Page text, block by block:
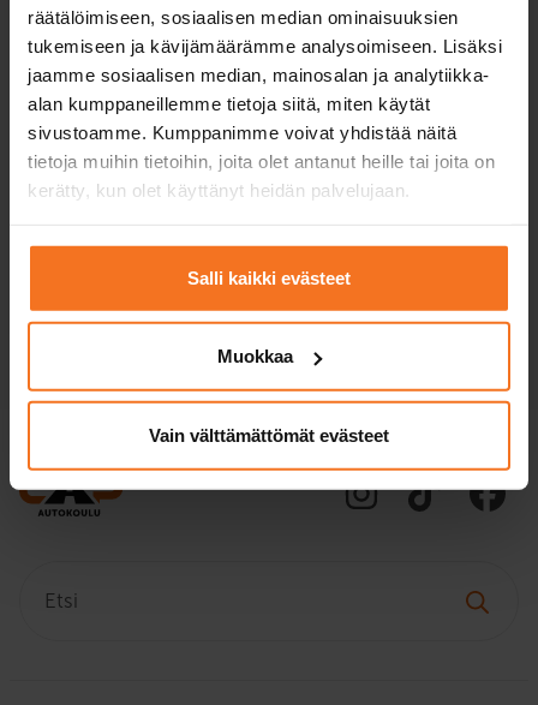
räätälöimiseen, sosiaalisen median ominaisuuksien
tukemiseen ja kävijämäärämme analysoimiseen. Lisäksi
jaamme sosiaalisen median, mainosalan ja analytiikka-
alan kumppaneillemme tietoja siitä, miten käytät
sivustoamme. Kumppanimme voivat yhdistää näitä
tietoja muihin tietoihin, joita olet antanut heille tai joita on
kerätty, kun olet käyttänyt heidän palvelujaan.
Salli kaikki evästeet
Muokkaa
Vain välttämättömät evästeet
97€
Voit maksaa myös osamaksulla
Yksi (1) ajotunti autokoulun mopolla.
Palvelukielet: suomi, englanti, ruotsi